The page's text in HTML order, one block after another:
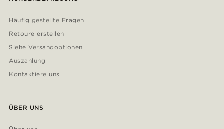
Häufig gestellte Fragen
Retoure erstellen
Siehe Versandoptionen
Auszahlung
Kontaktiere uns
ÜBER UNS